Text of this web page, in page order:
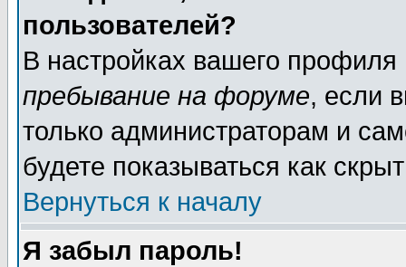
пользователей?
В настройках вашего
пребывание на форуме, если
только администраторам и
будете показываться как
Вернуться к началу
Я забыл пароль!